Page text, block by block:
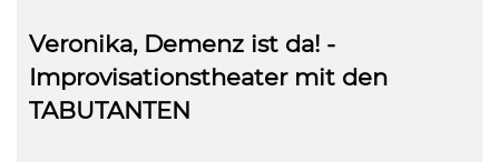
Veronika, Demenz ist da! -
Improvisationstheater mit den
TABUTANTEN